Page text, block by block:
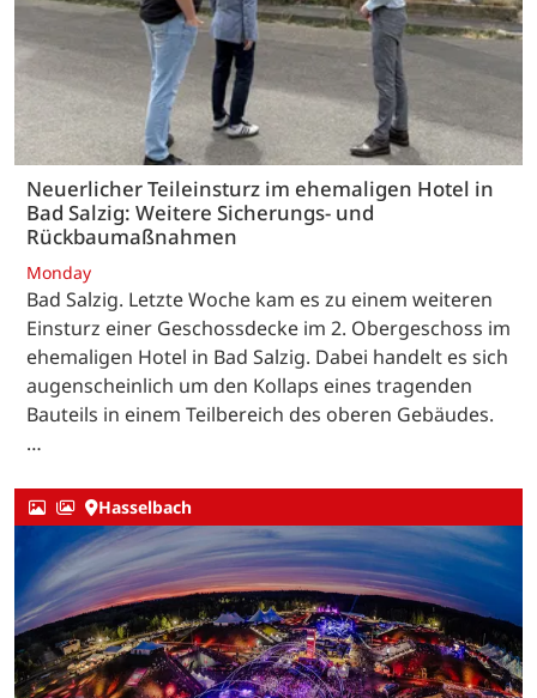
Neuerlicher Teileinsturz im ehemaligen Hotel in
Bad Salzig: Weitere Sicherungs- und
Rückbaumaßnahmen
Monday
Bad Salzig. Letzte Woche kam es zu einem weiteren
Einsturz einer Geschossdecke im 2. Obergeschoss im
ehemaligen Hotel in Bad Salzig. Dabei handelt es sich
augenscheinlich um den Kollaps eines tragenden
Bauteils in einem Teilbereich des oberen Gebäudes.
…
Hasselbach